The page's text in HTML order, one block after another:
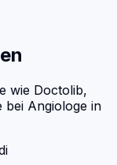
wie Doctolib,
bei Angiologe in